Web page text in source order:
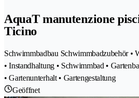
AquaT manutenzione
Ticino
Schwimmbadbau Schwimmbadzubehör •
• Instandhaltung • Schwimmbad •
• Gartenunterhalt • Gartengestaltung
Geöffnet